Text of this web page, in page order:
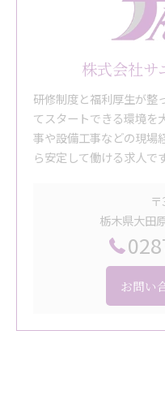
株式会社サ
研修制度と福利厚生が整
てスタートできる環境を
事や設備工事などの現場
ら安定して働ける求人です
栃木県大田
お問い